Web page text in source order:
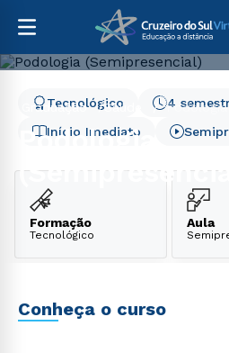
Graduação Saúde Podologia
Podologia
Início Imediato
4
Tecnológico
Formação
Tecnológico
Aula
Conheça o curso